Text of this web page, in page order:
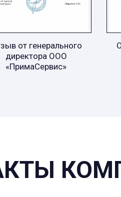
от генерального
директора ООО
«ПримаСервис»